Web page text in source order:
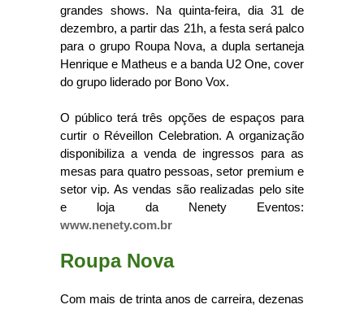
grandes shows. Na quinta-feira, dia 31 de
dezembro, a partir das 21h, a festa será palco
para o grupo Roupa Nova, a dupla sertaneja
Henrique e Matheus e a banda U2 One, cover
do grupo liderado por Bono Vox.
O público terá três opções de espaços para
curtir o Réveillon Celebration. A organização
disponibiliza a venda de ingressos para as
mesas para quatro pessoas, setor premium e
setor vip. As vendas são realizadas pelo site
e loja da Nenety Eventos:
www.nenety.com.br
Roupa Nova
Com mais de trinta anos de carreira, dezenas